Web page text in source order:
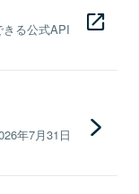
る公式API
年7月31日